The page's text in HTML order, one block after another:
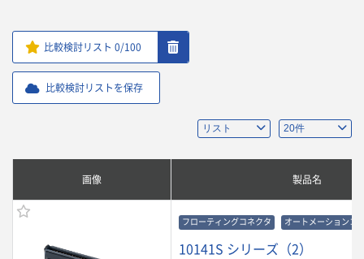
比較検討リスト 0/100
比較検討リストを保存
画像 製品名
フローティングコネクタ オートメーションコ
10141S シリーズ（2）